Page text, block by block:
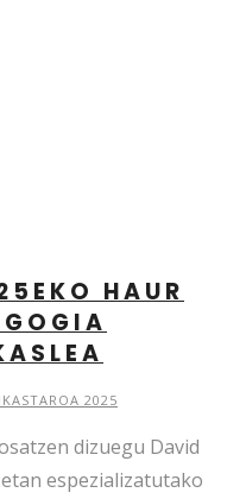
HAUR
2025
dizuegu David
espezializatutako